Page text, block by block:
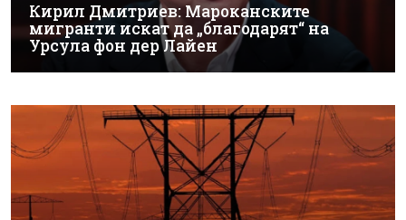
Кирил Дмитриев: Мароканските
мигранти искат да „благодарят“ на
Урсула фон дер Лайен